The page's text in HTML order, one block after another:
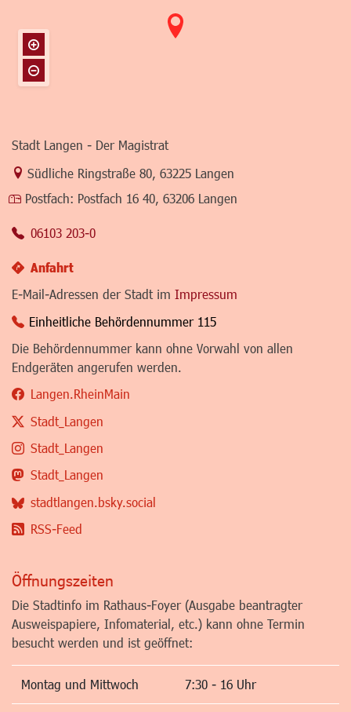
Stadt Langen - Der Magistrat
Link zur Google-Maps Navigation
Südliche Ringstraße 80 63225 Langen
Postfach: Postfach 16 40, 63206 Langen
06103 203-0
Anfahrt
E-Mail-Adressen der Stadt im Impressum
Einheitliche Behördennummer 115
Die Behördennummer kann ohne Vorwahl von allen
Endgeräten angerufen werden.
Langen.RheinMain
Stadt_Langen
Stadt_Langen
Stadt_Langen
stadtlangen.bsky.social
RSS-Feed
Öffnungszeiten
Die Stadtinfo im Rathaus-Foyer (Ausgabe beantragter
Ausweispapiere, Infomaterial, etc.) kann ohne Termin
besucht werden und ist geöffnet:
Montag und Mittwoch 7:30 - 16 Uhr